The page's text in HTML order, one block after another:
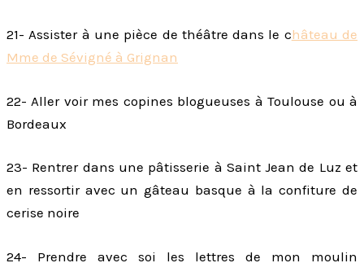
21- Assister à une pièce de théâtre dans le château de
Mme de Sévigné à Grignan
22- Aller voir mes copines blogueuses à Toulouse ou à
Bordeaux
23- Rentrer dans une pâtisserie à Saint Jean de Luz et
en ressortir avec un gâteau basque à la confiture de
cerise noire
24- Prendre avec soi les lettres de mon moulin